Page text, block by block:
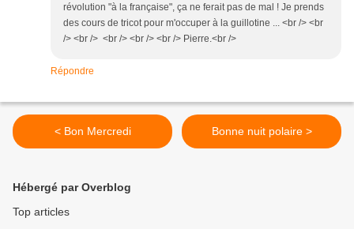
révolution "à la française", ça ne ferait pas de mal ! Je prends
des cours de tricot pour m'occuper à la guillotine ... <br /> <br
/> <br /> <br /> <br /> <br /> Pierre.<br />
Répondre
< Bon Mercredi Bonne nuit polaire >
Hébergé par Overblog
Top articles